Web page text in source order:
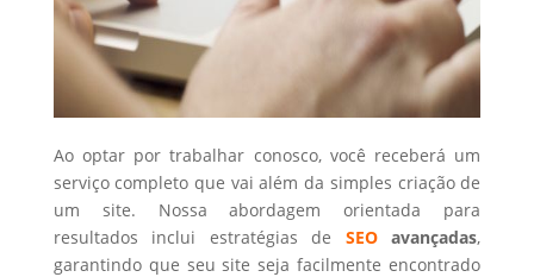
Ao optar por trabalhar conosco, você receberá um
serviço completo que vai além da simples criação de
um site. Nossa abordagem orientada para
resultados inclui estratégias de SEOavançadas,
garantindo que seu site seja facilmente encontrado